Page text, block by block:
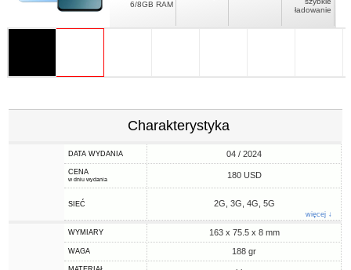
6/8GB RAM
ładowanie
Charakterystyka
DATA WYDANIA 04 / 2024
CENA
w dniu wydania 180 USD
SIEĆ 2G, 3G, 4G, 5G
więcej ↓
WYMIARY 163 x 75.5 x 8 mm
WAGA 188 gr